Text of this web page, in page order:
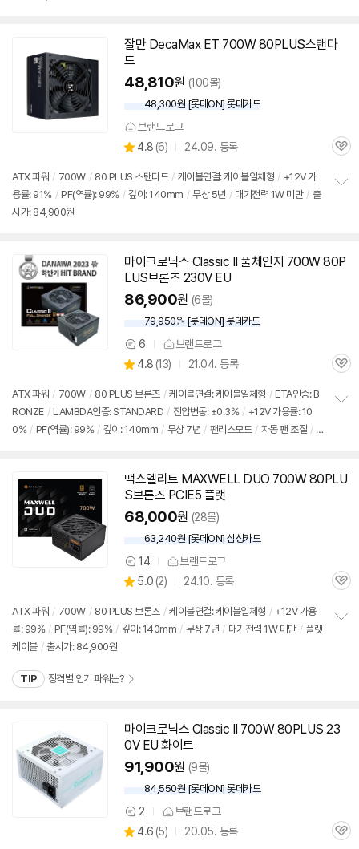
잘만 DecaMax ET 700W 80PLUS스탠다
드
48,810원 (100몰)
48,300원 [롯데ON] 롯데카드
브랜드로그
별
점
4.8 (상
리
뷰
6) 24.09. 등록
관
ATX 파워 / 700W / 80 PLUS 스탠다드 / 케이블연결: 케이블일체형 / +12V 가
용률: 91% / PF(역률): 99% / 깊이: 140mm / 무상 5년 / 대기전력 1W 미만 / 출
시가: 84,900원
기
마이크로닉스 Classic II 풀체인지 700W 80P
LUS브론즈 230V EU
86,900원 (6몰)
79,950원 [롯데ON] 롯데카드
상
품
견
6 브랜드로그
별
점
4.8 (상
리
뷰
13) 21.04. 등록
관
ATX 파워 / 700W / 80 PLUS 브론즈 / 케이블연결: 케이블일체형 / ETA인증: B
RONZE / LAMBDA인증: STANDARD / 전압변동: ±0.3% / +12V 가용률: 10
0% / PF(역률): 99% / 깊이: 140mm / 무상 7년 / 팬리스모드 / 자동 팬 조절 /
6+2 (2개), 12VHPWR 12+4 (1개)로 변경 / 출시가: 84,900원
기
맥스엘리트 MAXWELL DUO 700W 80PLU
S브론즈 PCIE5 플랫
68,000원 (28몰)
63,240원 [롯데ON] 삼성카드
상
품
견
14 브랜드로그
별
점
5.0 (상
리
뷰
2) 24.10. 등록
관
ATX 파워 / 700W / 80 PLUS 브론즈 / 케이블연결: 케이블일체형 / +12V 가용
률: 99% / PF(역률): 99% / 깊이: 140mm / 무상 7년 / 대기전력 1W 미만 / 플랫
케이블 / 출시가: 84,900원
TIP 정격별 인기 파워는?
마이크로닉스 Classic II 700W 80PLUS 23
0V EU 화이트
91,900원 (9몰)
84,550원 [롯데ON] 롯데카드
상
품
2 브랜드로그
별
4.6 (상
5) 20.05. 등록
관